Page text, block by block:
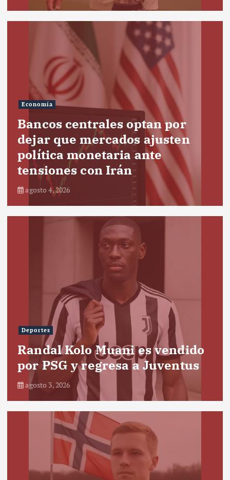
Economía
Bancos centrales optan por
dejar que mercados ajusten
política monetaria ante
tensiones con Irán
agosto 4, 2026
Deportes
Randal Kolo Muani es vendido
por PSG y regresa a Juventus
agosto 3, 2026